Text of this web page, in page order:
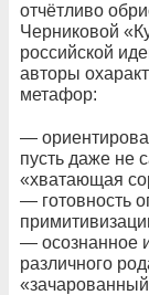
отчётливо
Черниковой
российской
авторы
метафор:
—
пусть даже не
«хватающая
— готовность
— осознанное
различного
«зачарованный